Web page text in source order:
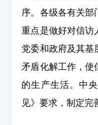
序。各级各有关部
重点是做好对信访
党委和政府及其基
矛盾化解工作，使
的生产生活。中
见》要求，制定完